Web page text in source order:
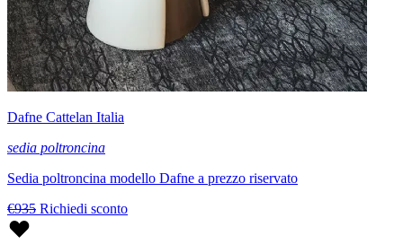
Dafne Cattelan Italia
sedia poltroncina
Sedia poltroncina modello Dafne a prezzo riservato
€935 Richiedi sconto